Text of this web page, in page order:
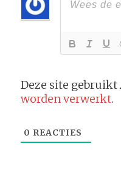
Deze site
worden verwerkt.
0 REACTIES